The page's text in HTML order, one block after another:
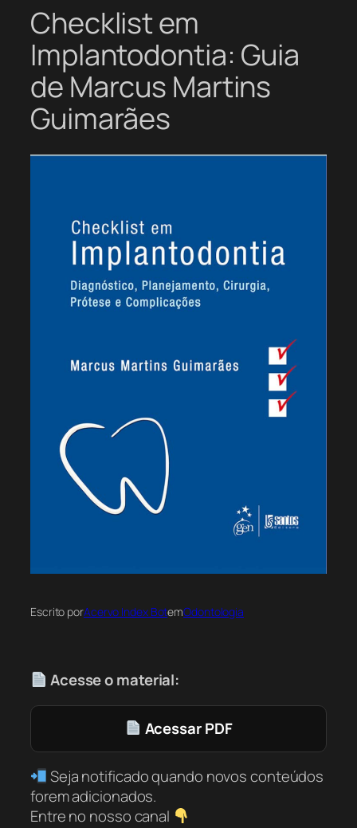
Checklist em
Implantodontia: Guia
de Marcus Martins
Guimarães
Escrito porAcervo Index BotemOdontologia
Acesse o material:
Acessar PDF
Seja notificado quando novos conteúdos
forem adicionados.
Entre no nosso canal